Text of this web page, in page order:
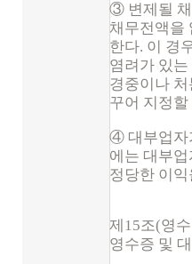
③ 변제될 채
채무전액을
한다. 이 경
염려가 있
경중이나
꾸어 지정
④ 대부업자
에는 대부
정당한 이
제15조(영
영수증 및